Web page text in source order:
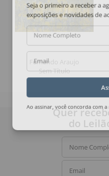
Fernando Araujo
Sem Título
Seja o primeiro a receber a
exposições e novidades de
Nome Completo
Email
Ao assinar, você concorda com
Quer
do
Nome
Email